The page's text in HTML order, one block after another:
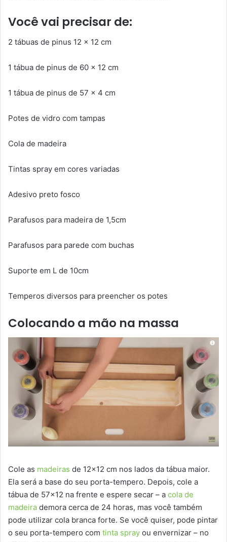
Você vai precisar de:
2 tábuas de pinus 12 x 12 cm
1 tábua de pinus de 60 x 12 cm
1 tábua de pinus de 57 x 4 cm
Potes de vidro com tampas
Cola de madeira
Tintas spray em cores variadas
Adesivo preto fosco
Parafusos para madeira de 1,5cm
Parafusos para parede com buchas
Suporte em L de 10cm
Temperos diversos para preencher os potes
Colocando a mão na massa
Cole as madeiras de 12×12 cm nos lados da tábua maior.
Ela será a base do seu porta-tempero. Depois, cole a
tábua de 57×12 na frente e espere secar – a cola de
madeira demora cerca de 24 horas, mas você também
pode utilizar cola branca forte. Se você quiser, pode pintar
o seu porta-tempero com tinta spray ou envernizar – no